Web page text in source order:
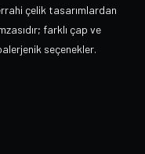
çelik tasarımlardan
farklı çap ve
seçenekler.